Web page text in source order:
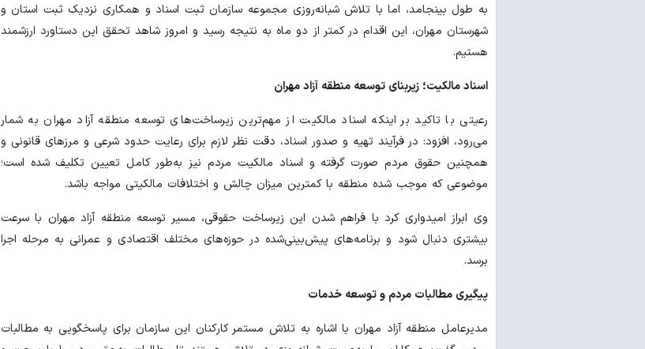
به طول بینجامد، اما با تلاش شبانه‌روزی مجموعه سازمان ثبت اسناد و همکاری نزدیک ثبت استان و
شهرستان مهران، این اقدام در کمتر از دو ماه به نتیجه رسید و امروز شاهد تحقق این دستاورد ارزشمند
هستیم.
اسناد مالکیت؛ زیربنای توسعه منطقه آزاد مهران
رعیتی با تاکید بر اینکه اسناد مالکیت از مهم‌ترین زیرساخت‌های توسعه منطقه آزاد مهران به شمار
می‌رود، افزود: در فرآیند تهیه و صدور اسناد، دقت نظر لازم برای رعایت حدود شرعی و مرزهای قانونی و
همچنین حقوق مردم صورت گرفته و اسناد مالکیت مردم نیز به‌طور کامل تعیین تکلیف شده است؛
موضوعی که موجب شده منطقه با کمترین میزان چالش و اختلافات مالکیتی مواجه باشد.
وی ابراز امیدواری کرد با فراهم شدن این زیرساخت حقوقی، مسیر توسعه منطقه آزاد مهران با سرعت
بیشتری دنبال شود و برنامه‌های پیش‌بینی‌شده در حوزه‌های مختلف اقتصادی و عمرانی به مرحله اجرا
برسد.
پیگیری مطالبات مردم و توسعه خدمات
مدیرعامل منطقه آزاد مهران با اشاره به تلاش مستمر کارکنان این سازمان برای پاسخگویی به مطالبات